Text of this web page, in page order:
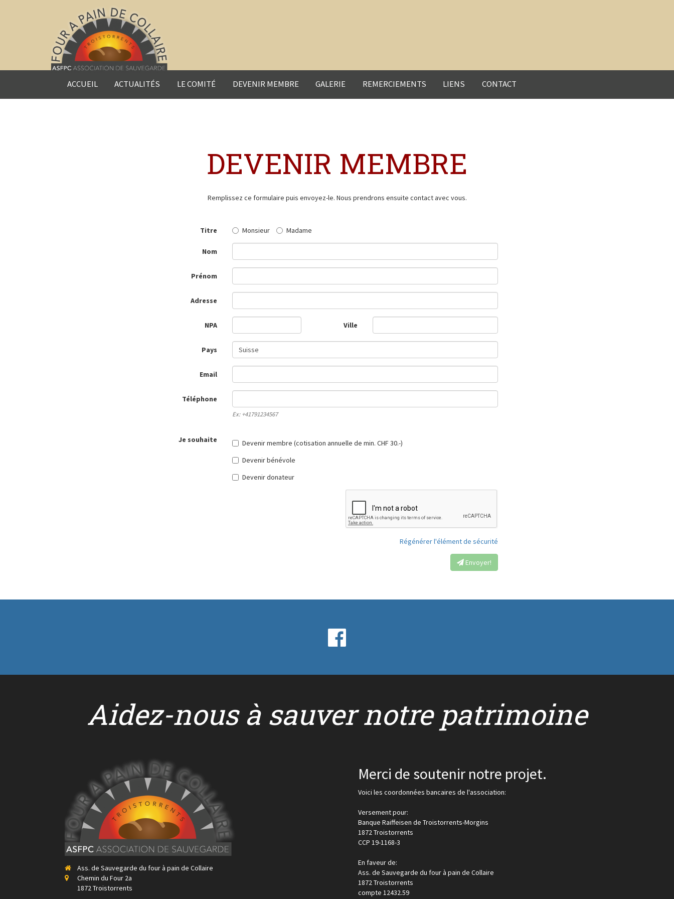
ACCUEIL ACTUALITÉS LE COMITÉ DEVENIR MEMBRE GALERIE REMERCIEMENTS LIENS CONTACT
DEVENIR MEMBRE
Remplissez ce formulaire puis envoyez-le. Nous prendrons ensuite contact avec vous.
Titre Monsieur Madame
Nom
Prénom
Adresse
NPA Ville
Pays
Email
Téléphone
Ex: +41791234567
Je souhaite
Devenir membre (cotisation annuelle de min. CHF 30.-)
Devenir bénévole
Devenir donateur
Régénérer l'élément de sécurité
Envoyer!
Aidez-nous à sauver notre patrimoine
Ass. de Sauvegarde du four à pain de Collaire
Chemin du Four 2a
1872 Troistorrents
Merci de soutenir notre projet.
Voici les coordonnées bancaires de l'association:
Versement pour:
Banque Raiffeisen de Troistorrents-Morgins
1872 Troistorrents
CCP 19-1168-3
En faveur de:
Ass. de Sauvegarde du four à pain de Collaire
1872 Troistorrents
compte 12432.59